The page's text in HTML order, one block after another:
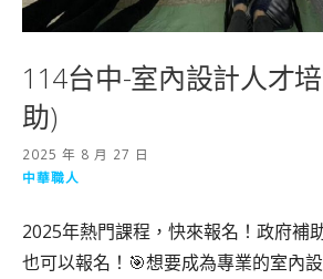
114台中-室內設計人才
助)
2025 年 8 月 27 日
中華職人
2025年熱門課程，快來報名！政府補
也可以報名！🎯想要成為專業的室內